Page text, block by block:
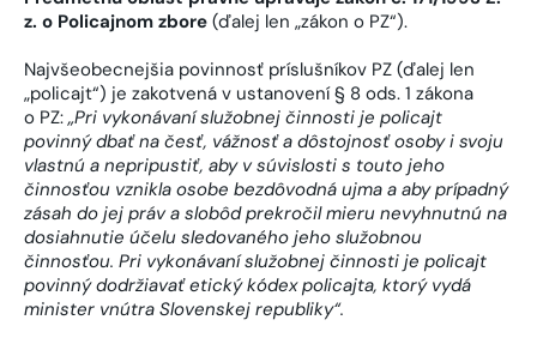
z. o Policajnom zbore (ďalej len „zákon o PZ“).
Najvšeobecnejšia povinnosť príslušníkov PZ (ďalej len
„policajt“) je zakotvená v ustanovení § 8 ods. 1 zákona
o PZ:„Pri vykonávaní služobnej činnosti je policajt
povinný dbať na česť, vážnosť a dôstojnosť osoby i svoju
vlastnú a nepripustiť, aby v súvislosti s touto jeho
činnosťou vznikla osobe bezdôvodná ujma a aby prípadný
zásah do jej práv a slobôd prekročil mieru nevyhnutnú na
dosiahnutie účelu sledovaného jeho služobnou
činnosťou. Pri vykonávaní služobnej činnosti je policajt
povinný dodržiavať etický kódex policajta, ktorý vydá
minister vnútra Slovenskej republiky“.